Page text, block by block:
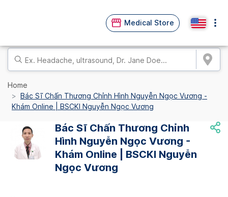
Medical Store
Home
Bác Sĩ Chấn Thương Chỉnh Hình Nguyễn Ngọc Vương -
Khám Online | BSCKI Nguyễn Ngọc Vương
Bác Sĩ Chấn Thương Chỉnh
Hình Nguyễn Ngọc Vương -
Khám Online | BSCKI Nguyễn
Ngọc Vương